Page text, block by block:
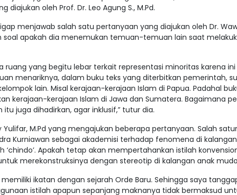
oleh Prof. Dr. Leo Agung S., M.Pd.
menjawab salah satu pertanyaan yang diajukan oleh Dr.
soal apakah dia menemukan temuan-temuan lain saat
ruang yang begitu lebar terkait representasi minoritas karena
menariknya, dalam buku teks yang diterbitkan pemerintah,
lain. Misal kerajaan-kerajaan Islam di Papua. Padahal
kerajaan-kerajaan Islam di Jawa dan Sumatera. Bagaimana
juga dihadirkan, agar inklusif,” tutur dia.
Yulifar, M.Pd yang mengajukan beberapa pertanyaan. Salah
Kurniawan sebagai akademisi terhadap fenomena di
‘chindo’. Apakah tetap akan mempertahankan istilah
merekonstruksinya dengan stereotip di kalangan anak
ikatan dengan sejarah Orde Baru. Sehingga saya
istilah apapun sepanjang maknanya tidak bermaksud